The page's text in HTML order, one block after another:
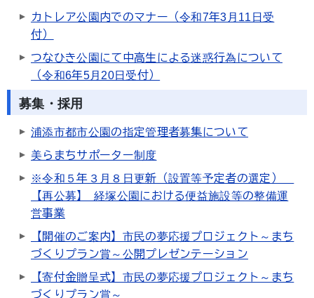
カトレア公園内でのマナー（令和7年3月11日受
付）
つなひき公園にて中高生による迷惑行為について
（令和6年5月20日受付）
募集・採用
浦添市都市公園の指定管理者募集について
美らまちサポーター制度
※令和５年３月８日更新（設置等予定者の選定）
【再公募】 経塚公園における便益施設等の整備運
営事業
【開催のご案内】市民の夢応援プロジェクト～まち
づくりプラン賞～公開プレゼンテーション
【寄付金贈呈式】市民の夢応援プロジェクト～まち
づくりプラン賞～